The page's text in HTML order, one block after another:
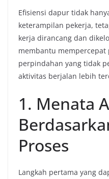
Efisiensi dapur tidak
keterampilan pekerja,
kerja dirancang dan
membantu mempercepat
perpindahan yang tidak
aktivitas berjalan lebih
1. Menata
Proses
Langkah pertama yang